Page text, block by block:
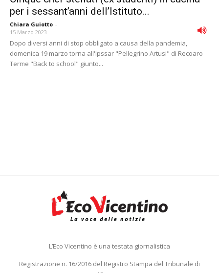
per i sessant’anni dell’Istituto...
Chiara Guiotto -
15 Marzo 2023
Dopo diversi anni di stop obbligato a causa della pandemia,
domenica 19 marzo torna all'Ipssar "Pellegrino Artusi" di Recoaro
Terme "Back to school" giunto...
L’Eco Vicentino è una testata giornalistica
Registrazione n. 16/2016 del Registro Stampa del Tribunale di